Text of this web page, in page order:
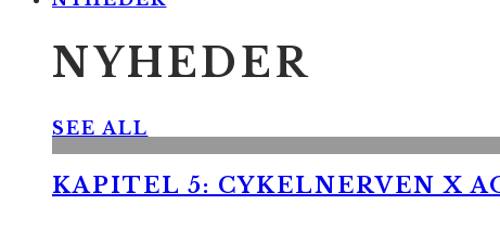
NYHEDER
SEE ALL
KAPITEL 5: CYKELNERVEN X